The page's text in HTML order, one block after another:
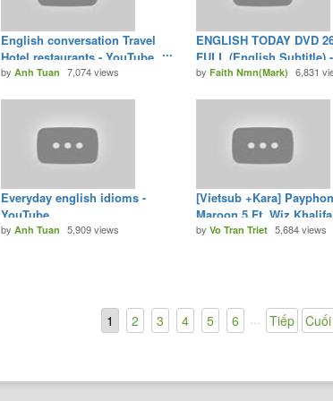
English conversation Travel
Hotel restaurants - YouTube
byAnh Tuan 7,074 views
ENGLISH TODAY DVD
FULL (English Subtitle) -
YouTube
by Faith Nmn(Mark) 6,831
Everyday english idioms -
YouTube
byAnh Tuan 5,909 views
[Vietsub +Kara]
Maroon 5 Ft. Wiz
YouTube
by Vo Tran Triet 5,684 views
1 2 3 4 5 6 Tiếp